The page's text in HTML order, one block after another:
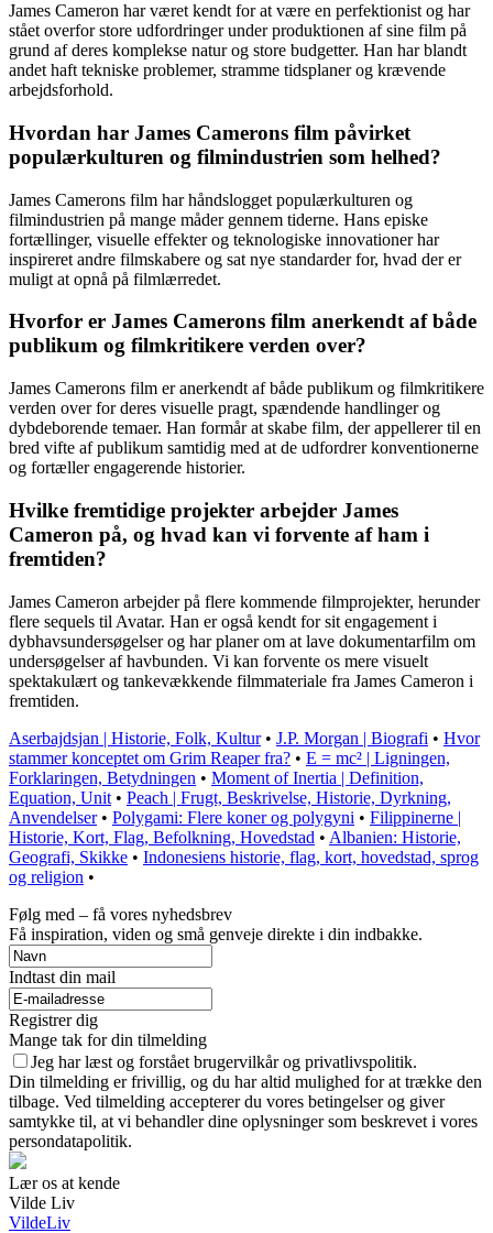
James Cameron har været kendt for at være en perfektionist og har
stået overfor store udfordringer under produktionen af sine film på
grund af deres komplekse natur og store budgetter. Han har blandt
andet haft tekniske problemer, stramme tidsplaner og krævende
arbejdsforhold.
Hvordan har James Camerons film påvirket
populærkulturen og filmindustrien som helhed?
James Camerons film har håndslogget populærkulturen og
filmindustrien på mange måder gennem tiderne. Hans episke
fortællinger, visuelle effekter og teknologiske innovationer har
inspireret andre filmskabere og sat nye standarder for, hvad der er
muligt at opnå på filmlærredet.
Hvorfor er James Camerons film anerkendt af både
publikum og filmkritikere verden over?
James Camerons film er anerkendt af både publikum og filmkritikere
verden over for deres visuelle pragt, spændende handlinger og
dybdeborende temaer. Han formår at skabe film, der appellerer til en
bred vifte af publikum samtidig med at de udfordrer konventionerne
og fortæller engagerende historier.
Hvilke fremtidige projekter arbejder James
Cameron på, og hvad kan vi forvente af ham i
fremtiden?
James Cameron arbejder på flere kommende filmprojekter, herunder
flere sequels til Avatar. Han er også kendt for sit engagement i
dybhavsundersøgelser og har planer om at lave dokumentarfilm om
undersøgelser af havbunden. Vi kan forvente os mere visuelt
spektakulært og tankevækkende filmmateriale fra James Cameron i
fremtiden.
Aserbajdsjan | Historie, Folk, Kultur• J.P. Morgan | Biografi • Hvor
stammer konceptet om Grim Reaper fra? • E = mc² | Ligningen,
Forklaringen, Betydningen • Moment of Inertia | Definition,
Equation, Unit • Peach | Frugt, Beskrivelse, Historie, Dyrkning,
Anvendelser• Polygami: Flere koner og polygyni • Filippinerne |
Historie, Kort, Flag, Befolkning, Hovedstad • Albanien: Historie,
Geografi, Skikke • Indonesiens historie, flag, kort, hovedstad, sprog
og religion •
Følg med – få vores nyhedsbrev
Få inspiration, viden og små genveje direkte i din indbakke.
Indtast din mail
Registrer dig
Mange tak for din tilmelding
Jeg har læst og forstået brugervilkår og privatlivspolitik.
Din tilmelding er frivillig, og du har altid mulighed for at trække den
tilbage. Ved tilmelding accepterer du vores betingelser og giver
samtykke til, at vi behandler dine oplysninger som beskrevet i vores
persondatapolitik.
Lær os at kende
Vilde Liv
VildeLiv